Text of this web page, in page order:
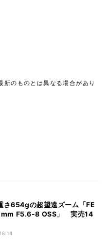
のものとは異なる場合があり
さ654gの超望遠ズーム「FE
F5.6-8 OSS」 実売14